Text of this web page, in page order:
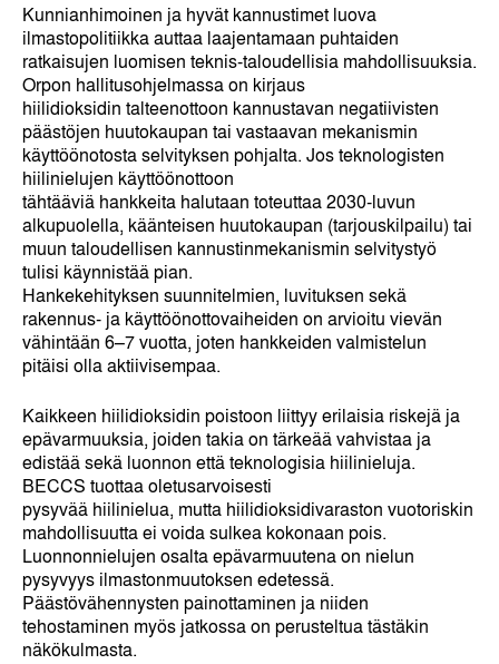
Kunnianhimoinen ja hyvät kannustimet luova
ilmastopolitiikka auttaa laajentamaan puhtaiden
ratkaisujen luomisen teknis-taloudellisia mahdollisuuksia.
Orpon hallitusohjelmassa on kirjaus
hiilidioksidin talteenottoon kannustavan negatiivisten
päästöjen huutokaupan tai vastaavan mekanismin
käyttöönotosta selvityksen pohjalta. Jos teknologisten
hiilinielujen käyttöönottoon
tähtääviä hankkeita halutaan toteuttaa 2030-luvun
alkupuolella, käänteisen huutokaupan (tarjouskilpailu) tai
muun taloudellisen kannustinmekanismin selvitystyö
tulisi käynnistää pian.
Hankekehityksen suunnitelmien, luvituksen sekä
rakennus- ja käyttöönottovaiheiden on arvioitu vievän
vähintään 6–7 vuotta, joten hankkeiden valmistelun
pitäisi olla aktiivisempaa.
Kaikkeen hiilidioksidin poistoon liittyy erilaisia riskejä ja
epävarmuuksia, joiden takia on tärkeää vahvistaa ja
edistää sekä luonnon että teknologisia hiilinieluja.
BECCS tuottaa oletusarvoisesti
pysyvää hiilinielua, mutta hiilidioksidivaraston vuotoriskin
mahdollisuutta ei voida sulkea kokonaan pois.
Luonnonnielujen osalta epävarmuutena on nielun
pysyvyys ilmastonmuutoksen edetessä.
Päästövähennysten painottaminen ja niiden
tehostaminen myös jatkossa on perusteltua tästäkin
näkökulmasta.